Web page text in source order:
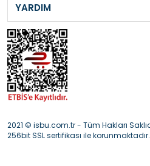
YARDIM
2021 © isbu.com.tr - Tüm Hakları
256bit SSL sertifikası ile korunmaktadır.